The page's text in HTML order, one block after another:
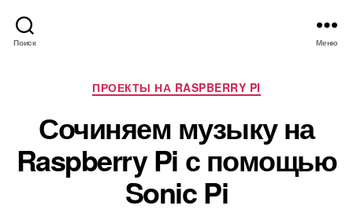
Поиск Меню
Р
у
б
р
и
к
и
ПРОЕКТЫ НА RASPBERRY PI
Сочиняем музыку на
Raspberry Pi с помощью
Sonic Pi